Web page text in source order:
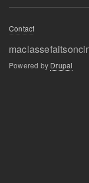
Footer
Contact
Powered by Drupal